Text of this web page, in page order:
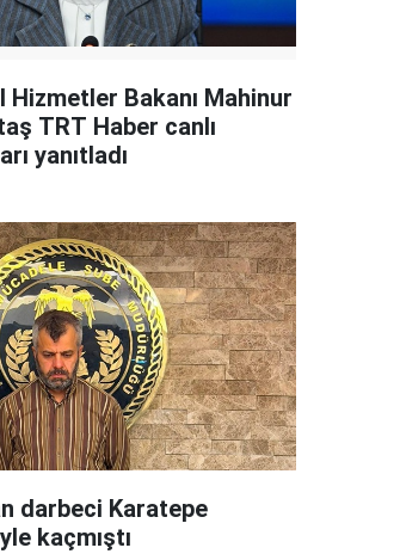
Hizmetler Bakanı Mahinur
TRT Haber canlı
yanıtladı
darbeci Karatepe
kaçmıştı